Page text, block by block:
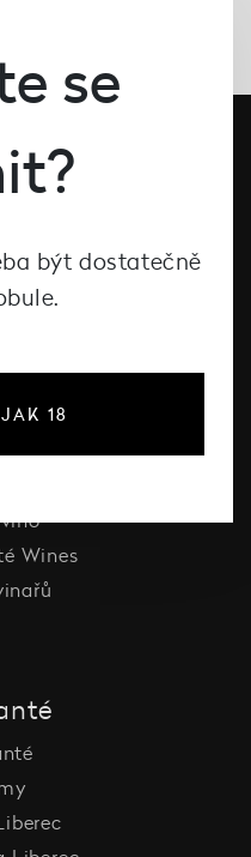
víno
Wines
se
být dostatečně
18